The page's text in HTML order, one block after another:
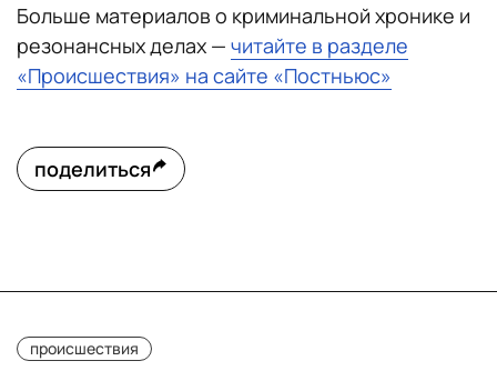
Больше материалов о криминальной хронике и
резонансных делах — читайте в разделе
«Происшествия» на сайте «Постньюс»
поделиться
происшествия